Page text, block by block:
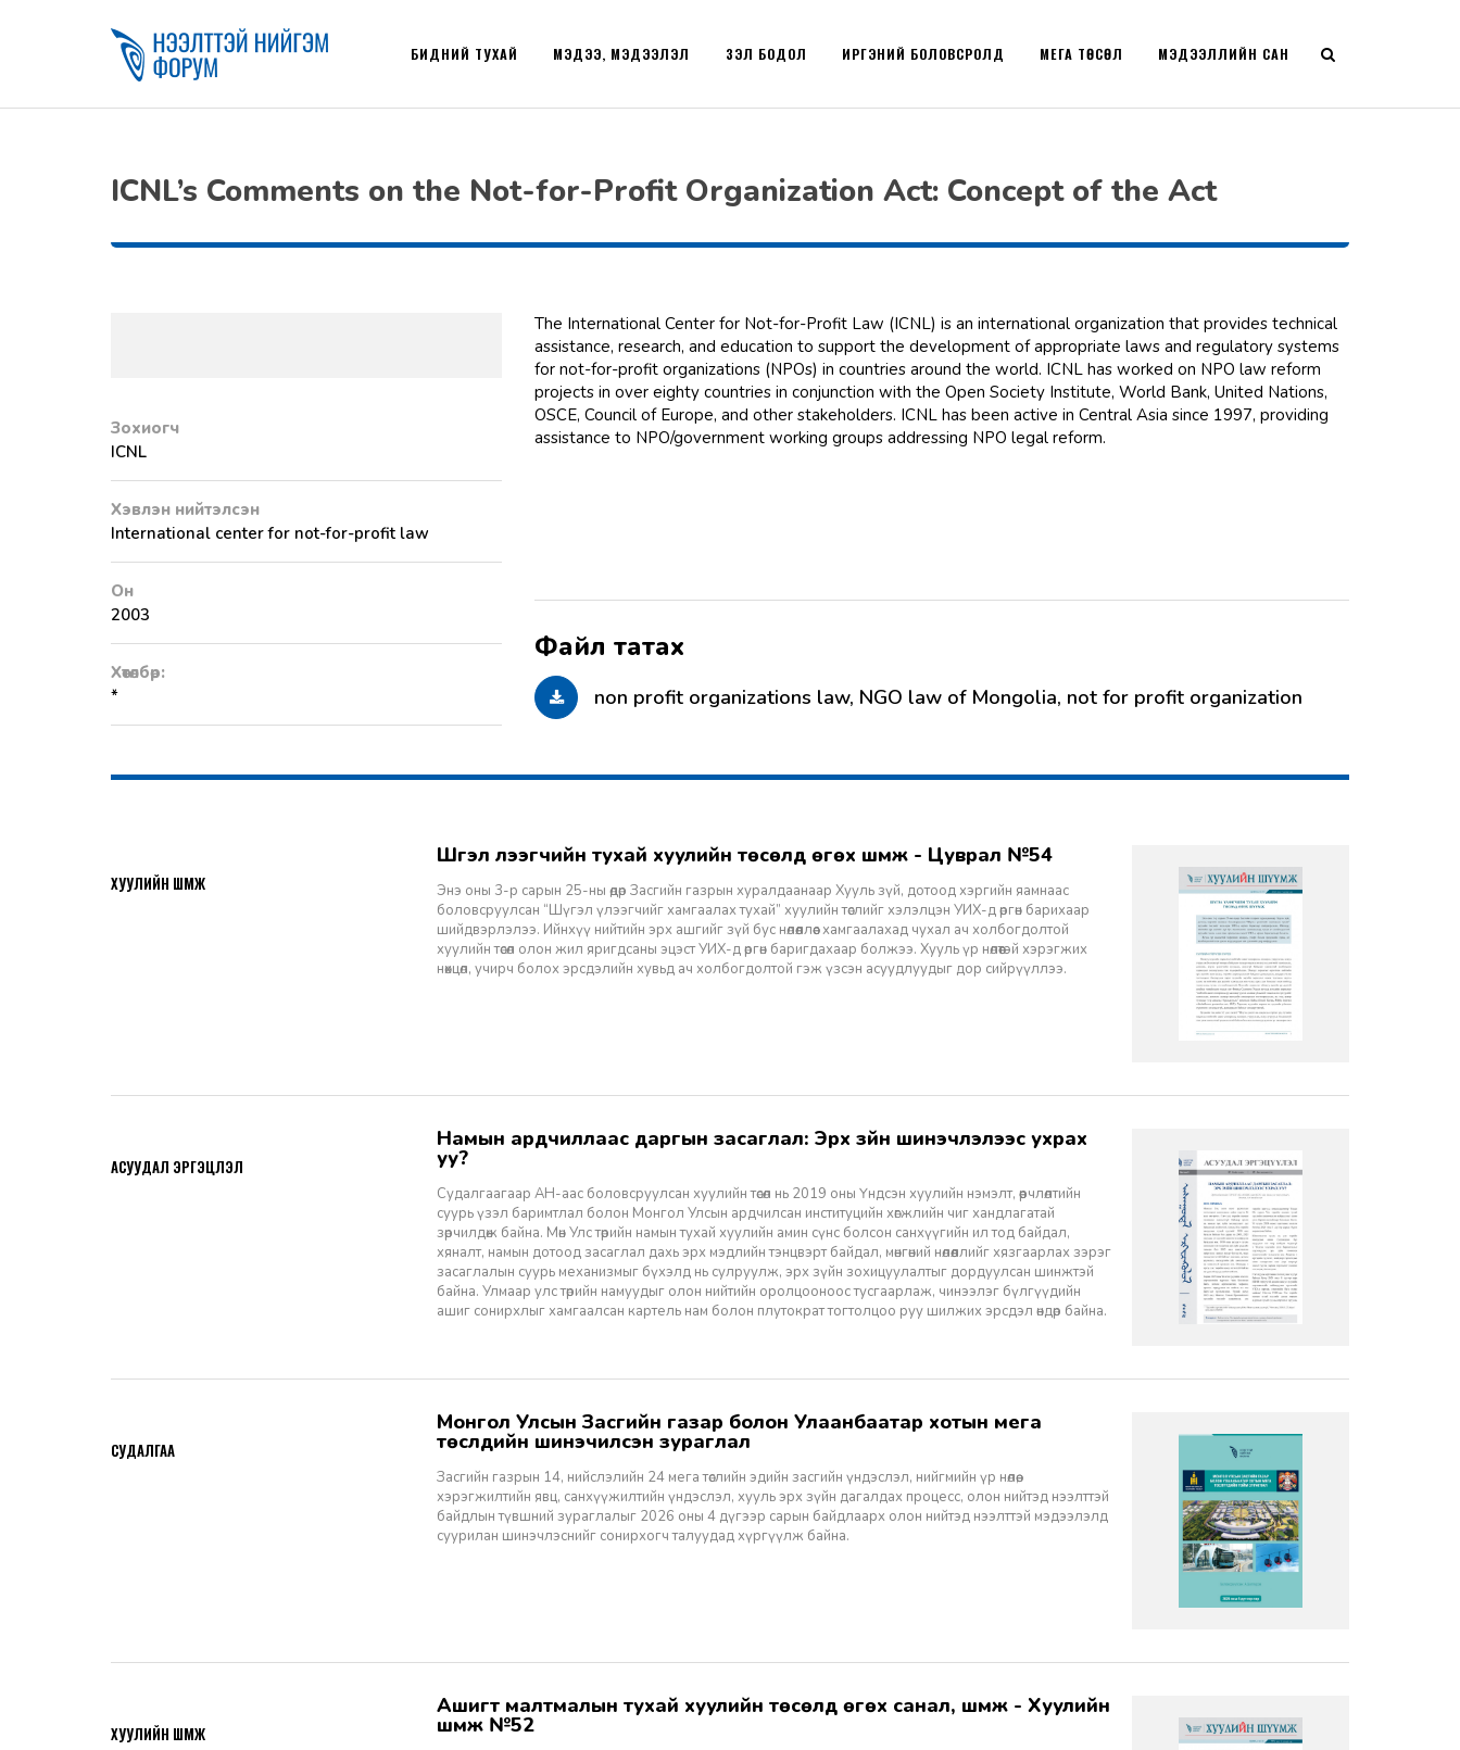
БИДНИЙ ТУХАЙ МЭДЭЭ, МЭДЭЭЛЭЛ ҮЗЭЛ БОДОЛ ИРГЭНИЙ БОЛОВСРОЛД МЭДЭЭЛЛИЙН САН
МЕГА ТӨСӨЛ
ICNL’s Comments on the Not-for-Profit Organization Act: Concept of the Act
Зохиогч
ICNL
Хэвлэн нийтэлсэн
International center for not-for-profit law
Он
2003
Хөтөлбөр:
*
The International Center for Not-for-Profit Law (ICNL) is an international organization that provides technical
assistance, research, and education to support the development of appropriate laws and regulatory systems
for not-for-profit organizations (NPOs) in countries around the world. ICNL has worked on NPO law reform
projects in over eighty countries in conjunction with the Open Society Institute, World Bank, United Nations,
OSCE, Council of Europe, and other stakeholders. ICNL has been active in Central Asia since 1997, providing
assistance to NPO/government working groups addressing NPO legal reform.
non profit organizations law, NGO law of Mongolia, not for profit organization
Шүгэл үлээгчийн тухай хуулийн төсөлд өгөх шүүмж - Цуврал №54
Энэ оны 3-р сарын 25-ны өдөр Засгийн газрын хуралдаанаар Хууль зүй, дотоод хэргийн яамнаас
боловсруулсан “Шүгэл үлээгчийг хамгаалах тухай” хуулийн төслийг хэлэлцэн УИХ-д өргөн барихаар
шийдвэрлэлээ. Ийнхүү нийтийн эрх ашгийг зүй бус нөлөөллөөс хамгаалахад чухал ач холбогдолтой
хуулийн төсөл олон жил яригдсаны эцэст УИХ-д өргөн баригдахаар болжээ. Хууль үр нөлөөтэй хэрэгжих
нөхцөл, учирч болох эрсдэлийн хувьд ач холбогдолтой гэж үзсэн асуудлуудыг дор сийрүүллээ.
ХУУЛИЙН ШҮҮМЖ
Намын ардчиллаас даргын засаглал: Эрх зүйн шинэчлэлээс ухрах
уу?
Судалгаагаар АН-аас боловсруулсан хуулийн төсөл нь 2019 оны Үндсэн хуулийн нэмэлт, өөрчлөлтийн
суурь үзэл баримтлал болон Монгол Улсын ардчилсан институцийн хөгжлийн чиг хандлагатай
зөрчилдөж байна. Мөн Улс төрийн намын тухай хуулийн амин сүнс болсон санхүүгийн ил тод байдал,
хяналт, намын дотоод засаглал дахь эрх мэдлийн тэнцвэрт байдал, мөнгөний нөлөөллийг хязгаарлах зэрэг
засаглалын суурь механизмыг бүхэлд нь сулруулж, эрх зүйн зохицуулалтыг дордуулсан шинжтэй
байна. Улмаар улс төрийн намуудыг олон нийтийн оролцооноос тусгаарлаж, чинээлэг бүлгүүдийн
ашиг сонирхлыг хамгаалсан картель нам болон плутократ тогтолцоо руу шилжих эрсдэл өндөр байна.
АСУУДАЛ ЭРГЭЦҮҮЛЭЛ
Монгол Улсын Засгийн газар болон Улаанбаатар хотын мега
төслүүдийн шинэчилсэн зураглал
Засгийн газрын 14, нийслэлийн 24 мега төслийн эдийн засгийн үндэслэл, нийгмийн үр нөлөө,
хэрэгжилтийн явц, санхүүжилтийн үндэслэл, хууль эрх зүйн дагалдах процесс, олон нийтэд нээлттэй
байдлын түвшний зураглалыг 2026 оны 4 дүгээр сарын байдлаарх олон нийтэд нээлттэй мэдээлэлд
суурилан шинэчлэснийг сонирхогч талуудад хүргүүлж байна.
СУДАЛГАА
Ашигт малтмалын тухай хуулийн төсөлд өгөх санал, шүүмж - Хуулийн
шүүмж №52
ХУУЛИЙН ШҮҮМЖ